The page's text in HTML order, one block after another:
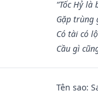
“Tốc Hỷ
Gặp trùng
Có tài có
Cầu gì
Tên sao: